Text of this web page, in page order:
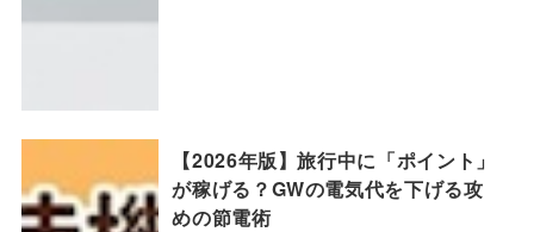
【2026年版】旅行中に「ポイント」
が稼げる？GWの電気代を下げる攻
めの節電術